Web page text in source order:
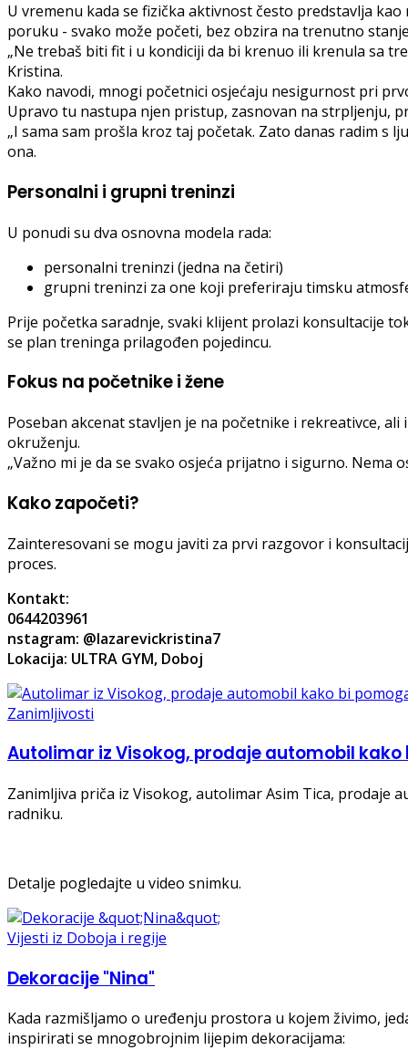
U vremenu kada se fizička aktivnost često predstavlja
poruku - svako može početi, bez obzira na trenutno
„Ne trebaš biti fit i u kondiciji da bi krenuo ili krenula sa
Kristina.
Kako navodi, mnogi početnici osjećaju nesigurnost pri
Upravo tu nastupa njen pristup, zasnovan na strpljenju,
„I sama sam prošla kroz taj početak. Zato danas radim s
ona.
Personalni i grupni treninzi
U ponudi su dva osnovna modela rada:
personalni treninzi (jedna na četiri)
grupni treninzi za one koji preferiraju timsku
Prije početka saradnje, svaki klijent prolazi konsultacije
se plan treninga prilagođen pojedincu.
Fokus na početnike i žene
Poseban akcenat stavljen je na početnike i rekreativce,
okruženju.
„Važno mi je da se svako osjeća prijatno i sigurno. Nema
Kako započeti?
Zainteresovani se mogu javiti za prvi razgovor i
proces.
Kontakt:
0644203961
nstagram: @lazarevickristina7
Lokacija: ULTRA GYM, Doboj
Zanimljivosti
Autolimar iz Visokog, prodaje automobil
Zanimljiva priča iz Visokog, autolimar Asim Tica, prodaje
radniku.
Detalje pogledajte u video snimku.
Vijesti iz Doboja i regije
Dekoracije "Nina"
Kada razmišljamo o uređenju prostora u kojem živimo,
inspirirati se mnogobrojnim lijepim dekoracijama: